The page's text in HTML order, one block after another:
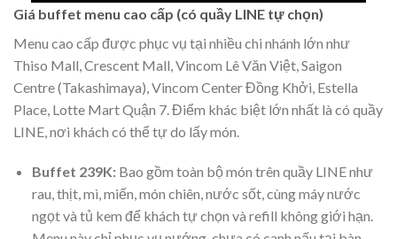
Giá buffet menu cao cấp (có quầy LINE tự chọn)
Menu cao cấp được phục vụ tại nhiều chi nhánh lớn như
Thiso Mall, Crescent Mall, Vincom Lê Văn Việt, Saigon
Centre (Takashimaya), Vincom Center Đồng Khởi, Estella
Place, Lotte Mart Quận 7. Điểm khác biệt lớn nhất là có quầy
LINE, nơi khách có thể tự do lấy món.
Buffet 239K: Bao gồm toàn bộ món trên quầy LINE như
rau, thịt, mì, miến, món chiên, nước sốt, cùng máy nước
ngọt và tủ kem để khách tự chọn và refill không giới hạn.